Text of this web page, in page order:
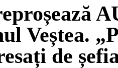
Veștea.
de